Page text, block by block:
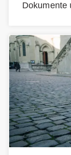
Dokumente